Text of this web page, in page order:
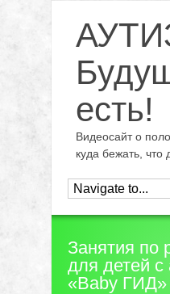
есть!
Видеосайт о
куда бежать, что
Занятия по
для детей
«Baby ГИД»